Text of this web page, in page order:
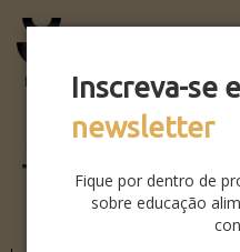
Inscreva-se
newsletter
Fique por dentro de
sobre educação
TESTE DE